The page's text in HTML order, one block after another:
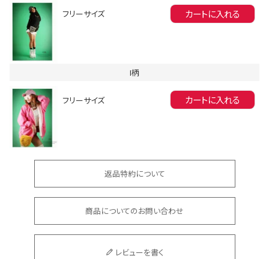
フリーサイズ カートに入れる
I柄
フリーサイズ カートに入れる
返品特約について
商品についてのお問い合わせ
レビューを書く